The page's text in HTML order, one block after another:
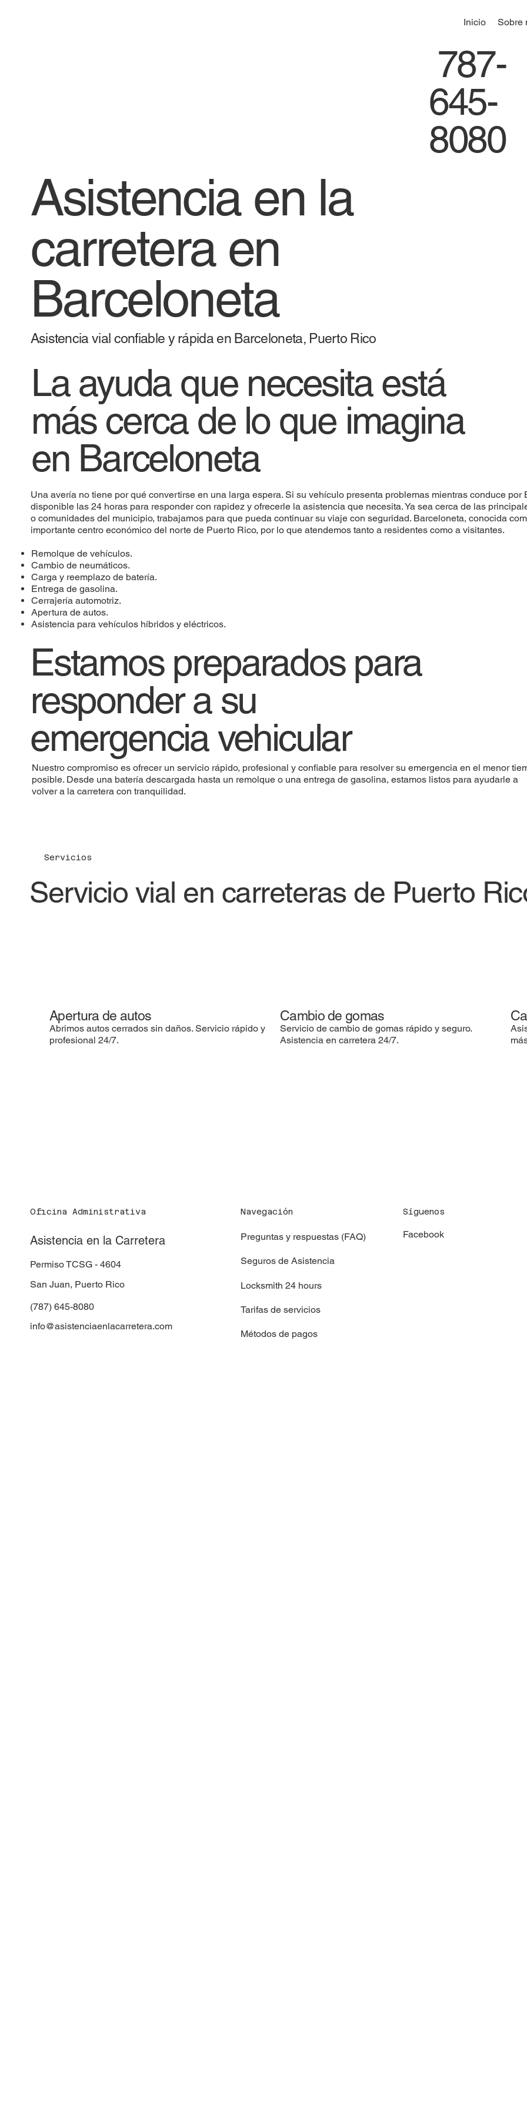
Inicio Sobre
787-
645-
8080
Asistencia en la
carretera en
Barceloneta
Asistencia vial confiable y rápida en Barceloneta, Puerto Rico
La ayuda que necesita está
más cerca de lo que imagina
en Barceloneta
Una avería no tiene por qué convertirse en una larga espera. Si su vehículo presenta problemas mientras conduce por
disponible las 24 horas para responder con rapidez y ofrecerle la asistencia que necesita. Ya sea cerca de las
o comunidades del municipio, trabajamos para que pueda continuar su viaje con seguridad. Barceloneta, conocida
importante centro económico del norte de Puerto Rico, por lo que atendemos tanto a residentes como a visitantes.
Remolque de vehículos.
Cambio de neumáticos.
Carga y reemplazo de batería.
Entrega de gasolina.
Cerrajería automotriz.
Apertura de autos.
Asistencia para vehículos híbridos y eléctricos.
Estamos preparados para
responder a su
emergencia vehicular
Nuestro compromiso es ofrecer un servicio rápido, profesional y confiable para resolver su emergencia en el menor
posible. Desde una batería descargada hasta un remolque o una entrega de gasolina, estamos listos para ayudarle a
volver a la carretera con tranquilidad.
Servicios
Servicio vial en carreteras de Puerto
Apertura de autos
Abrimos autos cerrados sin daños. Servicio rápido y
profesional 24/7.
Cambio de gomas
Servicio de cambio de gomas rápido y seguro.
Asistencia en carretera 24/7.
Oficina Administrativa
Asistencia en la Carretera
Permiso TCSG - 4604
San Juan, Puerto Rico
(787) 645-8080
info@asistenciaenlacarretera.com
Navegación
Preguntas y respuestas (FAQ)
Seguros de Asistencia
Locksmith 24 hours
Tarifas de servicios
Métodos de pagos
Síguenos
Facebook